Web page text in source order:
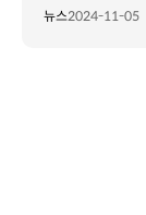
뉴스2024-11-05